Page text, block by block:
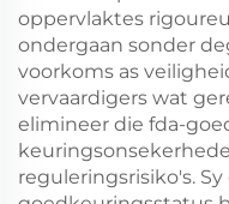
oppervlaktes
ondergaan sonder
voorkoms as
vervaardigers wat
elimineer die fda-
reguleringsrisiko's.